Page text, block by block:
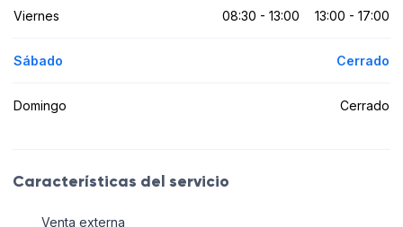
Viernes 08:30 - 13:00 13:00 - 17:00
Sábado Cerrado
Domingo Cerrado
Características del servicio
Venta externa